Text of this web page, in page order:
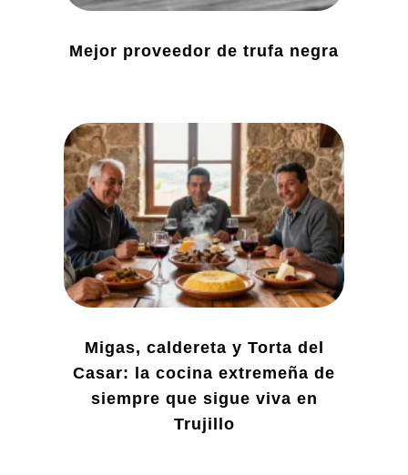
Mejor proveedor de trufa negra
Migas, caldereta y Torta del
Casar: la cocina extremeña de
siempre que sigue viva en
Trujillo